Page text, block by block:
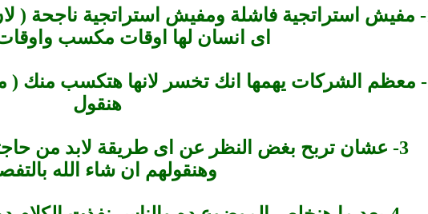
1- مفيش استراتجية فاشلة ومفيش استراتجية ناجحة (
اى انسان لها اوقات مكسب
2- معظم الشركات يهمها انك تخسر لانها هتكسب
هنقول
3- عشان تربح بغض النظر عن اى طريقة لابد من
وهنقولهم ان شاء الله